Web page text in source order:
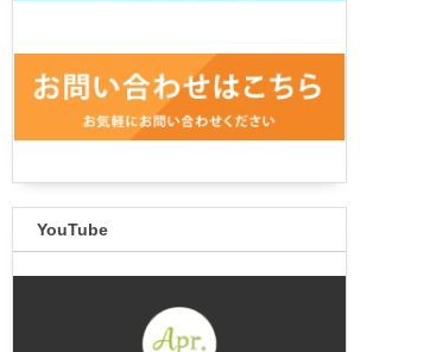
YouTube